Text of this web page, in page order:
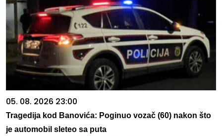
05. 08. 2026 23:00
Tragedija kod Banovića: Poginuo vozač (60) nakon što
je automobil sleteo sa puta